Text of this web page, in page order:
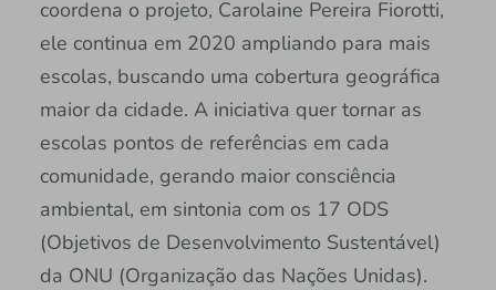
coordena o projeto, Carolaine Pereira Fiorotti,
ele continua em 2020 ampliando para mais
escolas, buscando uma cobertura geográfica
maior da cidade. A iniciativa quer tornar as
escolas pontos de referências em cada
comunidade, gerando maior consciência
ambiental, em sintonia com os 17 ODS
(Objetivos de Desenvolvimento Sustentável)
da ONU (Organização das Nações Unidas).